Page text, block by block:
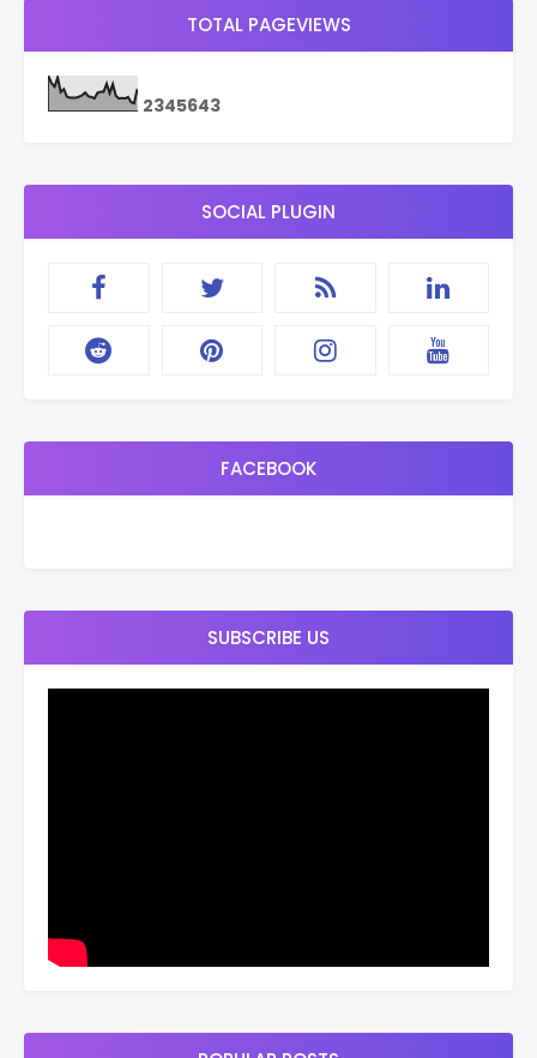
TOTAL PAGEVIEWS
2345643
SOCIAL PLUGIN
FACEBOOK
SUBSCRIBE US